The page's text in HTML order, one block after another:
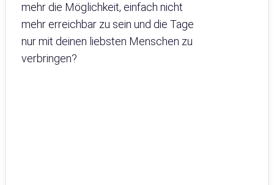
mehr die Möglichkeit, einfach nicht
mehr erreichbar zu sein und die Tage
nur mit deinen liebsten Menschen zu
verbringen?